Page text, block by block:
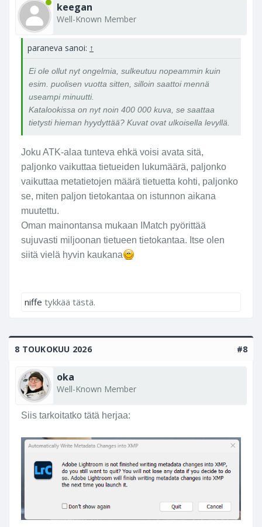
keegan
Well-Known Member
paraneva sanoi: ↑
Ei ole ollut nyt ongelmia, sulkeutuu nopeammin kuin
esim. puolisen vuotta sitten, silloin saattoi mennä
useampi minuutti.
Katalookissa on nyt noin 400 000 kuva, se saattaa
tietysti hieman hyydyttää? Kuvat ovat ulkoisella levyllä.
Joku ATK-alaa tunteva ehkä voisi avata sitä,
paljonko vaikuttaa tietueiden lukumäärä, paljonko
vaikuttaa metatietojen määrä tietuetta kohti, paljonko
se, miten paljon tietokantaa on istunnon aikana
muutettu.
Oman mainontansa mukaan IMatch pyörittää
sujuvasti miljoonan tietueen tietokantaa. Itse olen
siitä vielä hyvin kaukana
niffe tykkää tästä.
8 TOUKOKUU 2026 #8
oka
Well-Known Member
Siis tarkoitatko tätä herjaa: